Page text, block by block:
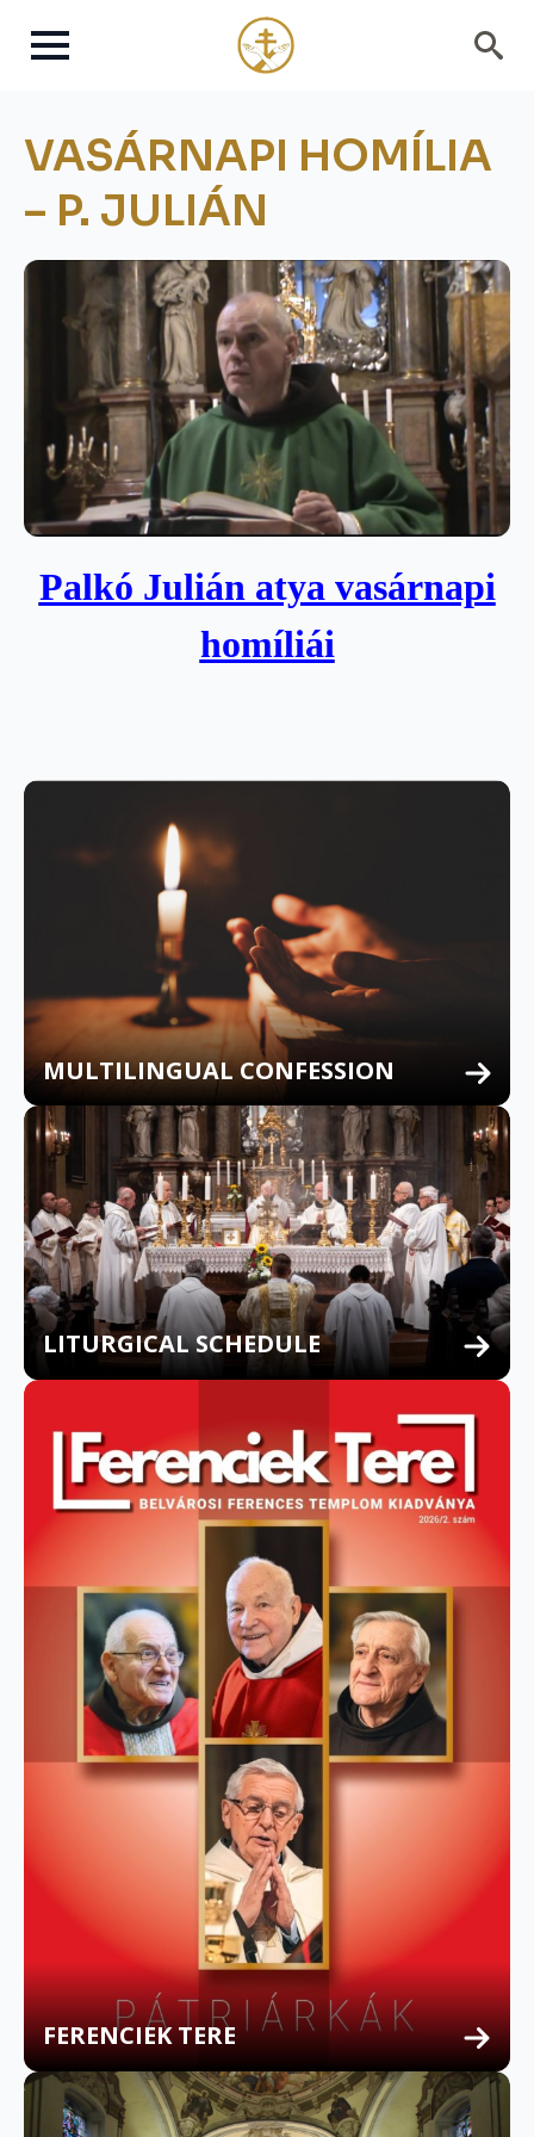
VASÁRNAPI HOMÍLIA
– P. JULIÁN
Palkó Julián atya vasárnapi
homíliái
MULTILINGUAL CONFESSION
LITURGICAL SCHEDULE
FERENCIEK TERE